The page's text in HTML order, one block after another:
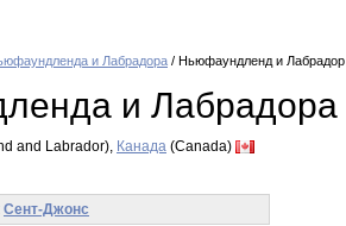
и Лабрадора / Ньюфаундленд и Лабрадор
и Лабрадора
and Labrador), Канада (Canada)
Сент-Джонс